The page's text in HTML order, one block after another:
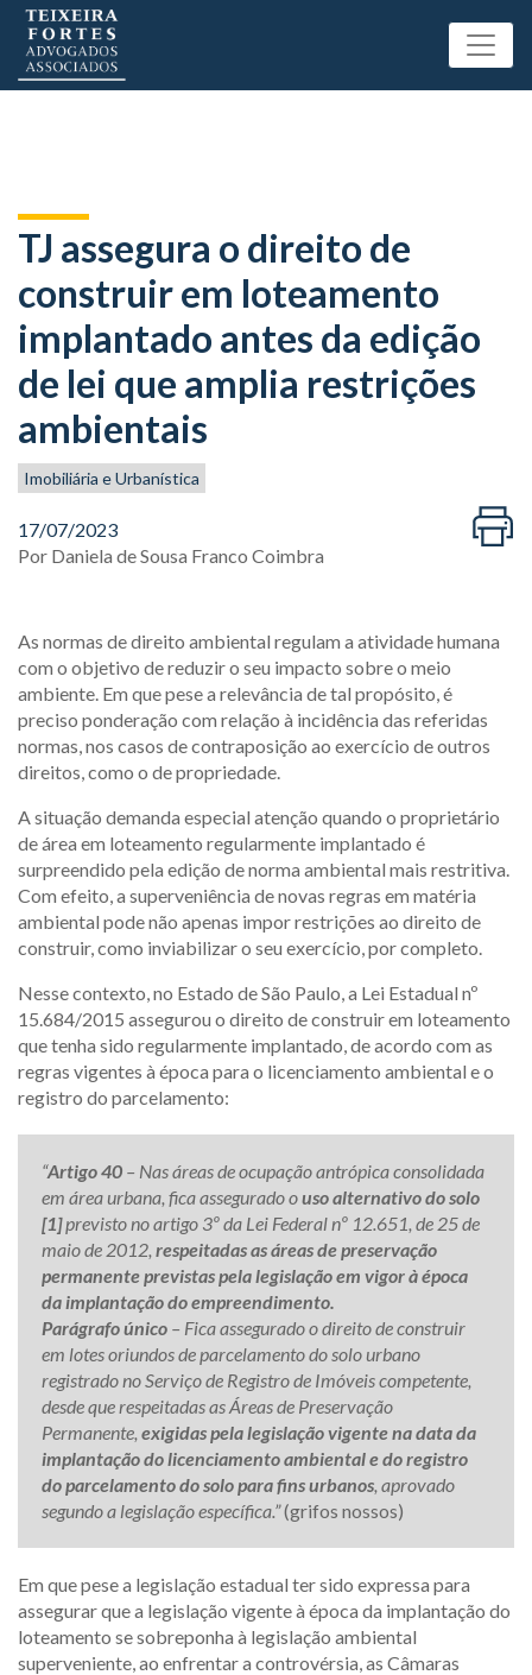
TJ assegura o direito de
construir em loteamento
implantado antes da edição
de lei que amplia restrições
ambientais
Imobiliária e Urbanística
17/07/2023
Por Daniela de Sousa Franco Coimbra
As normas de direito ambiental regulam a atividade humana
com o objetivo de reduzir o seu impacto sobre o meio
ambiente. Em que pese a relevância de tal propósito, é
preciso ponderação com relação à incidência das referidas
normas, nos casos de contraposição ao exercício de outros
direitos, como o de propriedade.
A situação demanda especial atenção quando o proprietário
de área em loteamento regularmente implantado é
surpreendido pela edição de norma ambiental mais restritiva.
Com efeito, a superveniência de novas regras em matéria
ambiental pode não apenas impor restrições ao direito de
construir, como inviabilizar o seu exercício, por completo.
Nesse contexto, no Estado de São Paulo, a Lei Estadual nº
15.684/2015 assegurou o direito de construir em loteamento
que tenha sido regularmente implantado, de acordo com as
regras vigentes à época para o licenciamento ambiental e o
registro do parcelamento:
“Artigo 40 – Nas áreas de ocupação antrópica consolidada
em área urbana, fica assegurado ouso alternativo do solo
[1]previsto no artigo 3º da Lei Federal nº 12.651, de 25 de
maio de 2012, respeitadas as áreas de preservação
permanente previstas pela legislação em vigor à época
da implantação do empreendimento.
Parágrafo único – Fica assegurado o direito de construir
em lotes oriundos de parcelamento do solo urbano
registrado no Serviço de Registro de Imóveis competente,
desde que respeitadas as Áreas de Preservação
Permanente, exigidas pela legislação vigente na data da
implantação do licenciamento ambiental e do registro
do parcelamento do solo para fins urbanos, aprovado
segundo a legislação específica.”(grifos nossos)
Em que pese a legislação estadual ter sido expressa para
assegurar que a legislação vigente à época da implantação do
loteamento se sobreponha à legislação ambiental
superveniente, ao enfrentar a controvérsia, as Câmaras